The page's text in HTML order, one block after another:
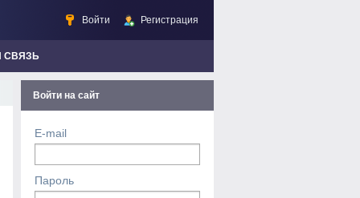
Войти Регистрация
СВЯЗЬ
Войти на сайт
E-mail
Пароль